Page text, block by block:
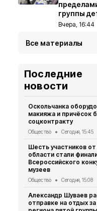
группы
Вчера, 16:44
Все материалы
Последние
новости
Оскольчанка
макияжа и причёсок
соцконтракту
Общество Сегодня, 15:45
Шесть участников
области стали
Всероссийского
музеев
Общество Сегодня, 15:08
Александр Шуваев
отправке на отдых